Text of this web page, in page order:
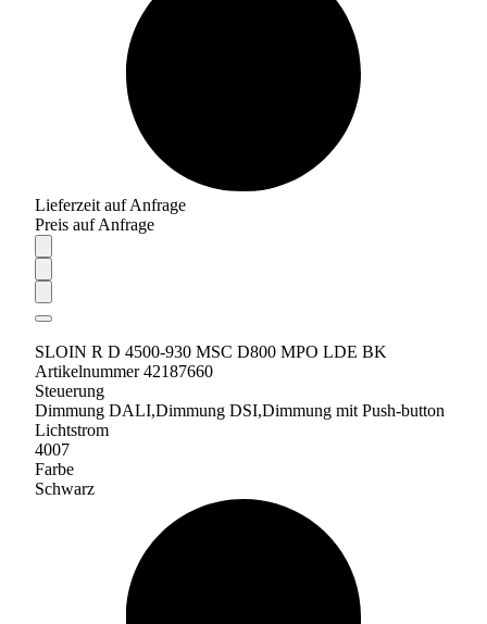
Lieferzeit auf Anfrage
Preis auf Anfrage
SLOIN R D 4500-930 MSC D800 MPO LDE BK
Artikelnummer 42187660
Steuerung
Dimmung DALI,Dimmung DSI,Dimmung mit Push-button
Lichtstrom
4007
Farbe
Schwarz